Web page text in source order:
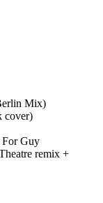
Mix)
cover)
For Guy
remix +